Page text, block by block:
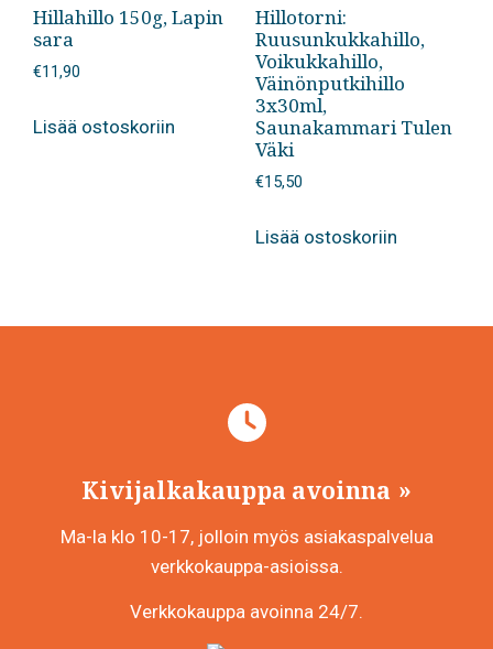
Hillahillo 150g, Lapin
sara
€11,90
Lisää ostoskoriin
Hillotorni:
Ruusunkukkahillo,
Voikukkahillo,
Väinönputkihillo
3x30ml,
Saunakammari Tulen
Väki
€15,50
Lisää ostoskoriin
Kivijalkakauppa avoinna
Ma-la klo 10-17, jolloin myös asiakaspalvelua
verkkokauppa-asioissa.
Verkkokauppa avoinna 24/7.